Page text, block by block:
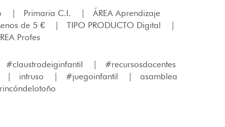
Primaria C.I.
ÁREA Aprendizaje
de 5 € TIPO PRODUCTO Digital
Profes
#claustrodeiginfantil
#recursosdocentes
intruso #juegoinfantil
asamblea